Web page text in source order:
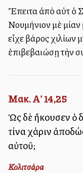
Ἔπειτα ἀπὸ αὐτὰ ὁ
Νουμήνιον μὲ
εἶχε βάρος χιλίων
ἐπιβεβαιώσῃ τὴν
Μακ. Α' 14,25
Ὡς δὲ ἤκουσεν ὁ
τίνα χάριν
αὐτοῦ;
Κολιτσάρα